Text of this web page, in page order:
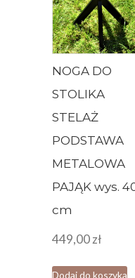
NOGA DO
STOLIKA
STELAŻ
PODSTAWA
METALOWA
PAJĄK wys.
cm
449,00zł
Dodaj do koszyka